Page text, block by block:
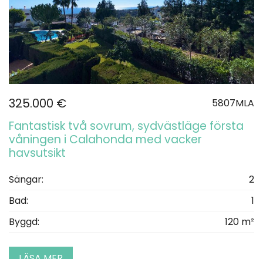
325.000 € 5807MLA
Fantastisk två sovrum, sydvästläge första
våningen i Calahonda med vacker
havsutsikt
Sängar:
2
Bad:
1
Byggd:
120 m²